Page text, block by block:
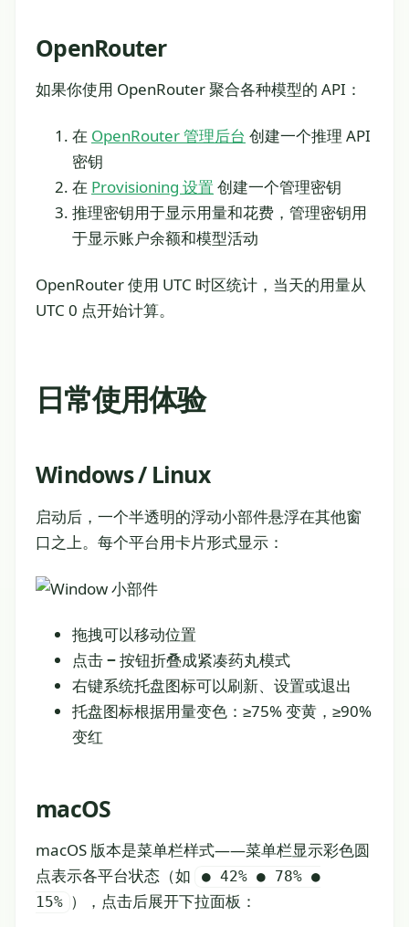
OpenRouter
如果你使用 OpenRouter 聚合各种模型的 API：
在 OpenRouter 管理后台 创建一个推理 API
密钥
在 Provisioning 设置 创建一个管理密钥
推理密钥用于显示用量和花费，管理密钥用
于显示账户余额和模型活动
OpenRouter 使用 UTC 时区统计，当天的用量从
UTC 0 点开始计算。
日常使用体验
Windows / Linux
启动后，一个半透明的浮动小部件悬浮在其他窗
口之上。每个平台用卡片形式显示：
拖拽可以移动位置
点击−按钮折叠成紧凑药丸模式
右键系统托盘图标可以刷新、设置或退出
托盘图标根据用量变色：≥75% 变黄，≥90%
变红
macOS
macOS 版本是菜单栏样式——菜单栏显示彩色圆
点表示各平台状态（如
● 42% ● 78% ●
15% ），点击后展开下拉面板：